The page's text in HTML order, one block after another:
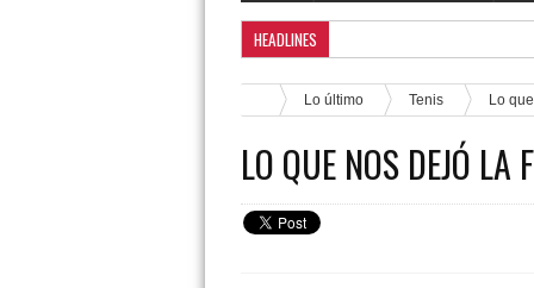
HEADLINES
4:50 PM Flasheo informativo 1:53
Lo último Tenis Lo
LO QUE NOS DEJÓ LA